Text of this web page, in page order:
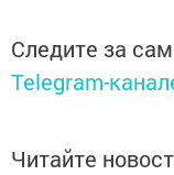
Следите за
Telegram-
Читайте